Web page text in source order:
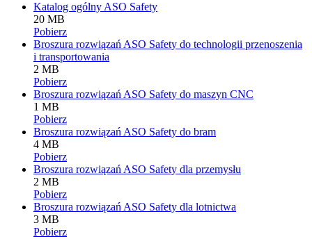
Katalog ogólny ASO Safety
20 MB
Pobierz
Broszura rozwiązań ASO Safety do technologii przenoszenia
i transportowania
2 MB
Pobierz
Broszura rozwiązań ASO Safety do maszyn CNC
1 MB
Pobierz
Broszura rozwiązań ASO Safety do bram
4 MB
Pobierz
Broszura rozwiązań ASO Safety dla przemysłu
2 MB
Pobierz
Broszura rozwiązań ASO Safety dla lotnictwa
3 MB
Pobierz